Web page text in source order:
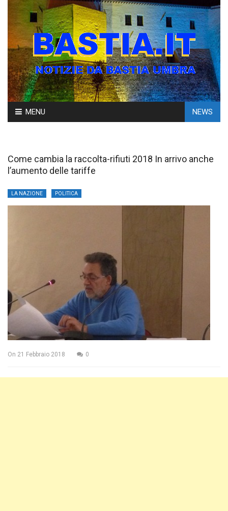
Skip
to
MENU NEWS
Come cambia la raccolta-rifiuti 2018 In arrivo anche
l’aumento delle tariffe
LA NAZIONE POLITICA
On 21 Febbraio 2018 0